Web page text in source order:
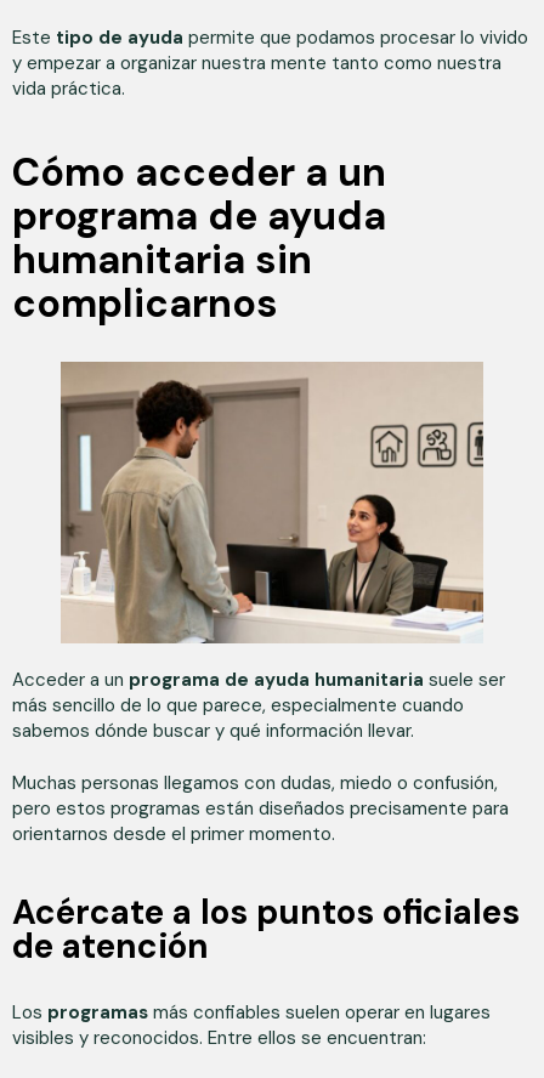
Este tipo de ayuda permite que podamos procesar lo vivido
y empezar a organizar nuestra mente tanto como nuestra
vida práctica.
Cómo acceder a un
programa de ayuda
humanitaria sin
complicarnos
Acceder a un programa de ayuda humanitaria suele ser
más sencillo de lo que parece, especialmente cuando
sabemos dónde buscar y qué información llevar.
Muchas personas llegamos con dudas, miedo o confusión,
pero estos programas están diseñados precisamente para
orientarnos desde el primer momento.
Acércate a los puntos oficiales
de atención
Los programas más confiables suelen operar en lugares
visibles y reconocidos. Entre ellos se encuentran: